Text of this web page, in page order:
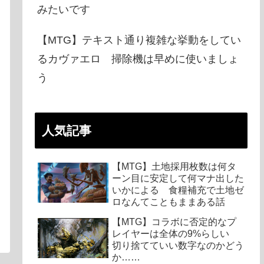
みたいです
【MTG】テキスト通り複雑な挙動をしてい
るカヴァエロ 掃除機は早めに使いましょ
う
人気記事
【MTG】土地採用枚数は何タ
ーン目に安定して何マナ出した
いかによる 食糧補充で土地ゼ
ロなんてこともままある話
【MTG】コラボに否定的なプ
レイヤーは全体の9%らしい
切り捨てていい数字なのかどう
か……